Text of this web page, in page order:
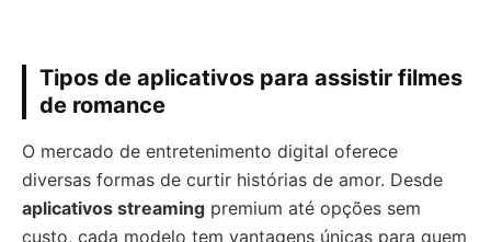
Tipos de aplicativos para assistir filmes
de romance
O mercado de entretenimento digital oferece
diversas formas de curtir histórias de amor. Desde
aplicativos streaming premium até opções sem
custo, cada modelo tem vantagens únicas para quem